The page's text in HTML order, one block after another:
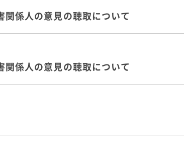
関係人の意見の聴取について
関係人の意見の聴取について